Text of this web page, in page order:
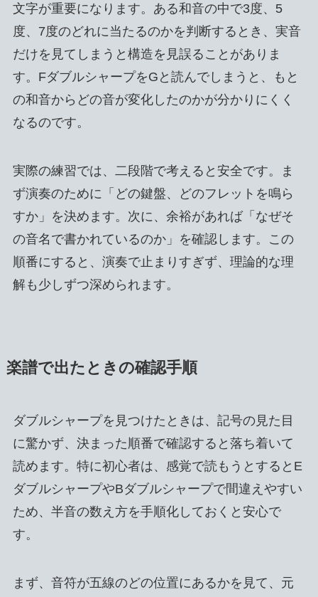
文字が重要になります。ある和音の中で3度、5
度、7度のどれに当たるのかを判断するとき、実音
だけを見てしまうと構造を見誤ることがありま
す。FダブルシャープをGと読んでしまうと、もと
の和音からどの音が変化したのかが分かりにくく
なるのです。
実際の練習では、二段階で考えると安全です。ま
ず演奏のために「どの鍵盤、どのフレットを鳴ら
すか」を決めます。次に、余裕があれば「なぜそ
の音名で書かれているのか」を確認します。この
順番にすると、演奏で止まりすぎず、理論的な理
解も少しずつ深められます。
楽譜で出たときの確認手順
ダブルシャープを見つけたときは、記号の見た目
に驚かず、決まった順番で確認すると落ち着いて
読めます。特に初心者は、感覚で読もうとするとE
ダブルシャープやBダブルシャープで間違えやすい
ため、半音の数え方を手順化しておくと安心で
す。
まず、音符が五線のどの位置にあるかを見て、元